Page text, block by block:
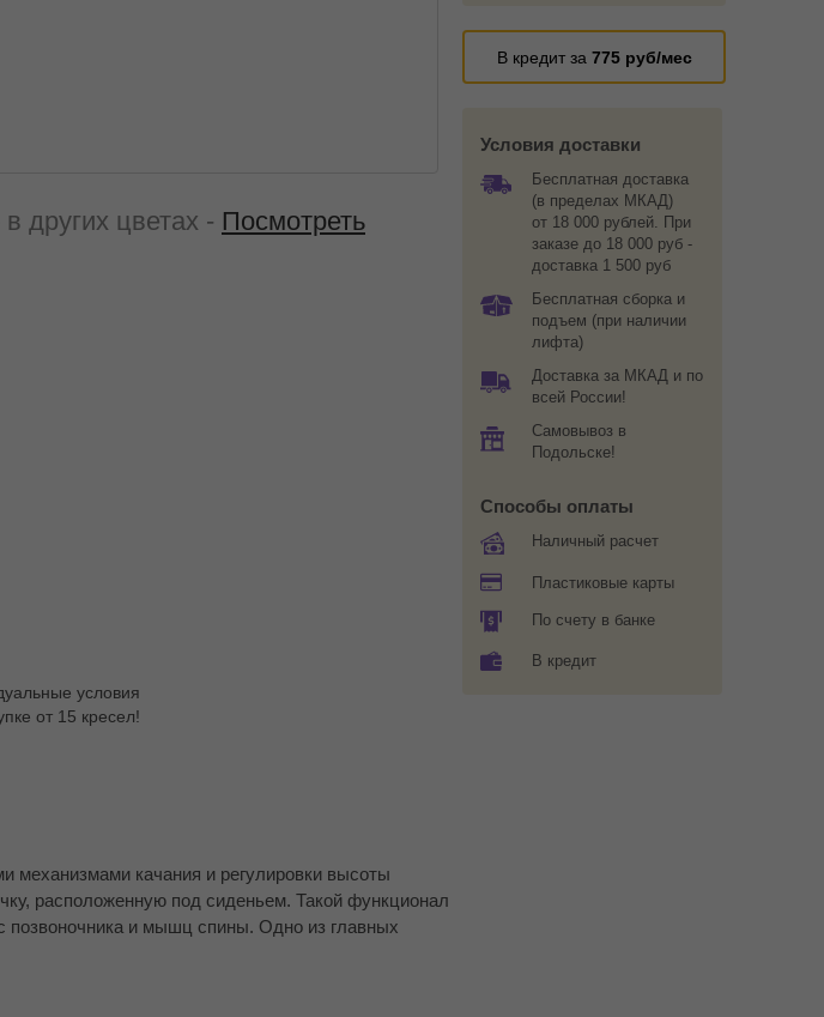
В кредит за 775руб/мес
Условия доставки
Бесплатная доставка
(в пределах МКАД)
от 18 000 рублей. При
заказе до 18 000 руб -
доставка 1 500 руб
Бесплатная сборка и
подъем (при наличии
лифта)
Доставка за МКАД и по
всей России!
Самовывоз в
Подольске!
Способы оплаты
Наличный расчет
Пластиковые карты
По счету в банке
В кредит
других цветах - Посмотреть
условия
от 15 кресел!
механизмами качания и регулировки высоты
расположенную под сиденьем. Такой функционал
позвоночника и мышц спины. Одно из главных